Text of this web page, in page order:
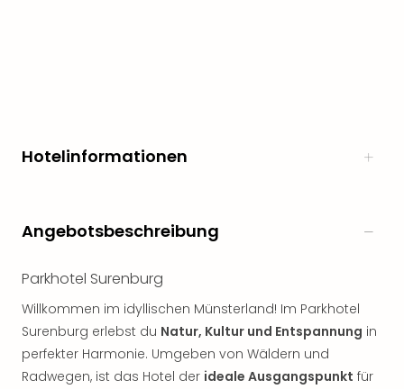
Hotelinformationen
Angebotsbeschreibung
Parkhotel Surenburg
Willkommen im idyllischen Münsterland! Im Parkhotel
Surenburg erlebst du Natur, Kultur und Entspannung in
perfekter Harmonie. Umgeben von Wäldern und
Radwegen, ist das Hotel der ideale Ausgangspunkt für